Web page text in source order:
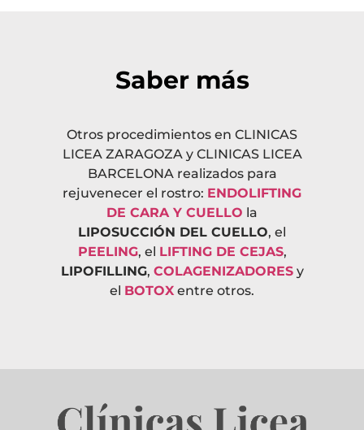
Saber más
Otros procedimientos en CLINICAS
LICEA ZARAGOZA y CLINICAS LICEA
BARCELONA realizados para
rejuvenecer el rostro: ENDOLIFTING
DE CARA Y CUELLO la
LIPOSUCCIÓN DEL CUELLO, el
PEELING, el LIFTING DE CEJAS,
LIPOFILLING, COLAGENIZADORESy
el BOTOX entre otros.